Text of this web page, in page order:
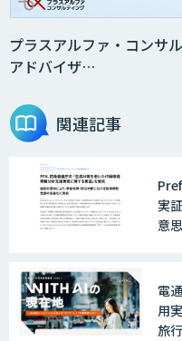
Web
ント
生成
ート
プラスアルファ・コンサ
アドバイザ…
関連記事
実
意
電
用
旅